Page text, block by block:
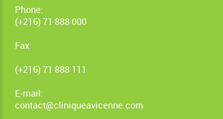
Phone:
(+216) 71 888 000
Fax:
(+216) 71 888 111
E-mail:
contact@cliniqueavicenne.com